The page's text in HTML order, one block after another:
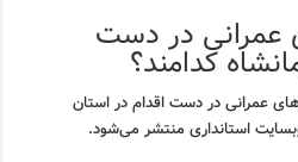
عمرانی در دست
کدامند؟
عمرانی در دست اقدام در استان
استانداری منتشر می‌شود.